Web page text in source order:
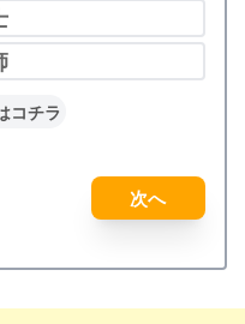
コチラ
次へ